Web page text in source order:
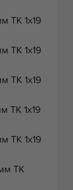
ТК 1х19
ТК 1х19
ТК 1х19
ТК 1х19
ТК 1х19
ТК